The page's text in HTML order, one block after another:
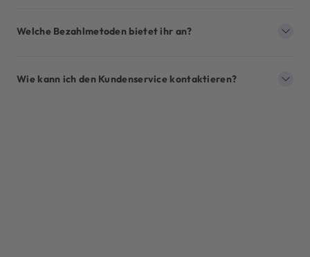
Welche Bezahlmetoden bietet ihr an?
Wie kann ich den Kundenservice kontaktieren?